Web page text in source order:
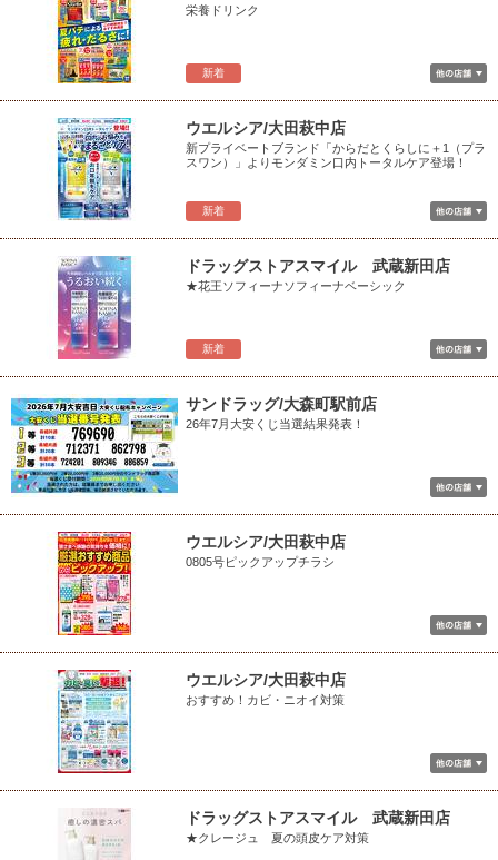
新着
栄養ドリンク
新着
ウエルシア/大田萩中店
新プライベートブランド「からだとくらしに＋1（プラ
スワン）」よりモンダミン口内トータルケア登場！
新着
ドラッグストアスマイル 武蔵新田店
★花王ソフィーナソフィーナベーシック
サンドラッグ/大森町駅前店
26年7月大安くじ当選結果発表！
ウエルシア/大田萩中店
0805号ピックアップチラシ
ウエルシア/大田萩中店
おすすめ！カビ・ニオイ対策
ドラッグストアスマイル 武蔵新田店
★クレージュ 夏の頭皮ケア対策